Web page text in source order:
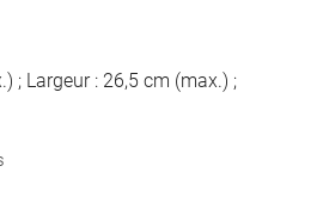
; Largeur : 26,5 cm (max.) ;